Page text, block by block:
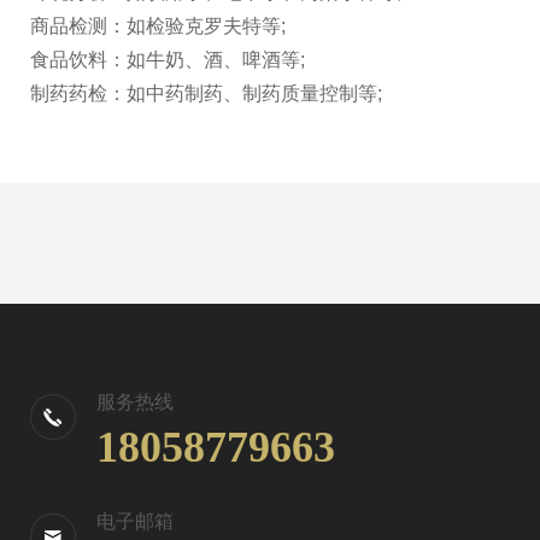
商品检测：如检验克罗夫特等;
食品饮料：如牛奶、酒、啤酒等;
制药药检：如中药制药、制药质量控制等;
服务热线
18058779663
电子邮箱